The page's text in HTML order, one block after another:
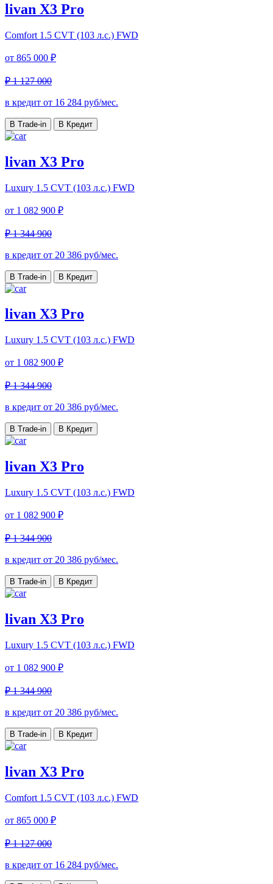
livan X3 Pro
Comfort 1.5 CVT (103 л.с.) FWD
от 865 000 ₽
₽ 1 127 000
в кредит от 16 284 руб/мес.
В Trade-in В Кредит
livan X3 Pro
Luxury 1.5 CVT (103 л.с.) FWD
от 1 082 900 ₽
₽ 1 344 900
в кредит от 20 386 руб/мес.
В Trade-in В Кредит
livan X3 Pro
Luxury 1.5 CVT (103 л.с.) FWD
от 1 082 900 ₽
₽ 1 344 900
в кредит от 20 386 руб/мес.
В Trade-in В Кредит
livan X3 Pro
Luxury 1.5 CVT (103 л.с.) FWD
от 1 082 900 ₽
₽ 1 344 900
в кредит от 20 386 руб/мес.
В Trade-in В Кредит
livan X3 Pro
Luxury 1.5 CVT (103 л.с.) FWD
от 1 082 900 ₽
₽ 1 344 900
в кредит от 20 386 руб/мес.
В Trade-in В Кредит
livan X3 Pro
Comfort 1.5 CVT (103 л.с.) FWD
от 865 000 ₽
₽ 1 127 000
в кредит от 16 284 руб/мес.